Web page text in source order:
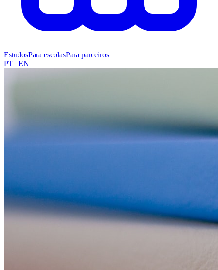
EstudosPara escolasPara parceiros
PT | EN